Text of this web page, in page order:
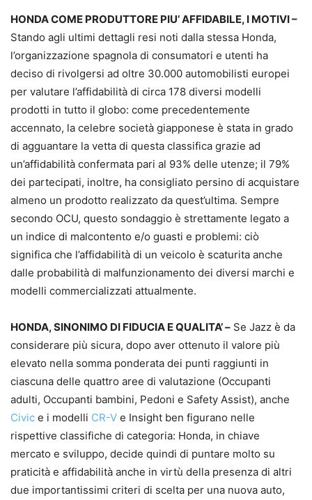
HONDA COME PRODUTTORE PIU’ AFFIDABILE, I MOTIVI –
Stando agli ultimi dettagli resi noti dalla stessa Honda,
l’organizzazione spagnola di consumatori e utenti ha
deciso di rivolgersi ad oltre 30.000 automobilisti europei
per valutare l’affidabilità di circa 178 diversi modelli
prodotti in tutto il globo: come precedentemente
accennato, la celebre società giapponese è stata in grado
di agguantare la vetta di questa classifica grazie ad
un’affidabilità confermata pari al 93% delle utenze; il 79%
dei partecipati, inoltre, ha consigliato persino di acquistare
almeno un prodotto realizzato da quest’ultima. Sempre
secondo OCU, questo sondaggio è strettamente legato a
un indice di malcontento e/o guasti e problemi: ciò
significa che l’affidabilità di un veicolo è scaturita anche
dalle probabilità di malfunzionamento dei diversi marchi e
modelli commercializzati attualmente.
HONDA, SINONIMO DI FIDUCIA E QUALITA’ – Se Jazz è da
considerare più sicura, dopo aver ottenuto il valore più
elevato nella somma ponderata dei punti raggiunti in
ciascuna delle quattro aree di valutazione (Occupanti
adulti, Occupanti bambini, Pedoni e Safety Assist), anche
Civic e i modelli CR-V e Insight ben figurano nelle
rispettive classifiche di categoria: Honda, in chiave
mercato e sviluppo, decide quindi di puntare molto su
praticità e affidabilità anche in virtù della presenza di altri
due importantissimi criteri di scelta per una nuova auto,